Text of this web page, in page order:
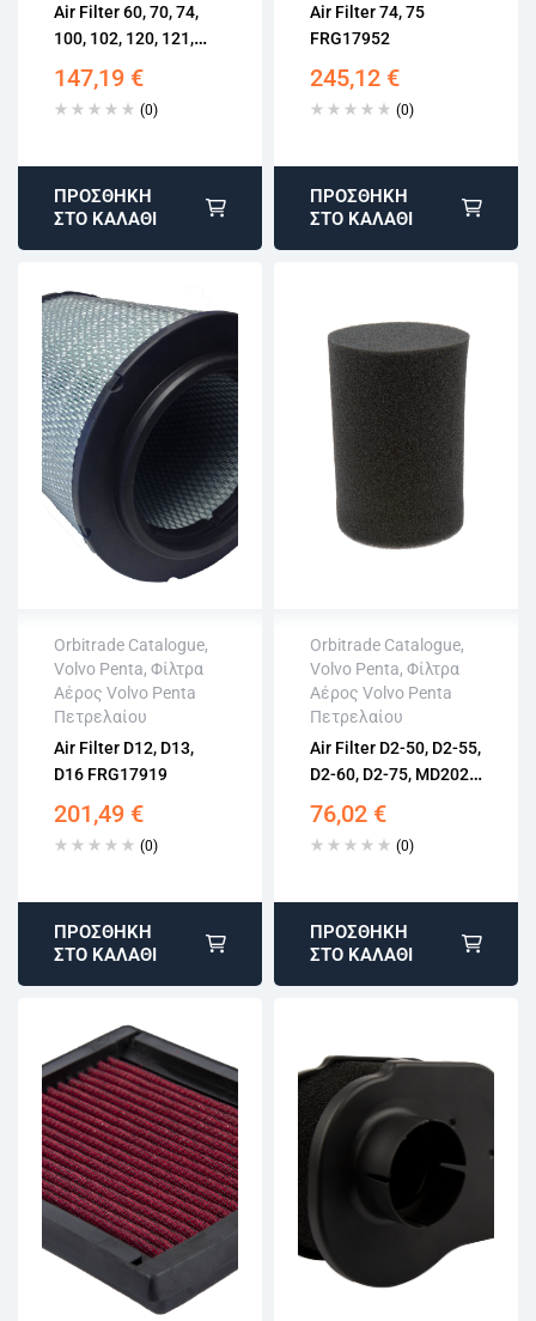
Air Filter 60, 70, 74,
100, 102, 120, 121,
FRG17280
147,19 €
(0)
Αγορά χωρίς
εγγραφή
ΠΡΟΣΘΉΚΗ
ΣΤΟ ΚΑΛΆΘΙ
Air Filter 74, 75
FRG17952
245,12 €
(0)
Αγορά χωρίς
εγγραφή
ΠΡΟΣΘΉΚΗ
ΣΤΟ ΚΑΛΆΘΙ
Orbitrade Catalogue,
Volvo Penta, Φίλτρα
Αέρος Volvo Penta
Πετρελαίου
Air Filter D12, D13,
D16 FRG17919
201,49 €
(0)
Άμεση αποστολή
Επιστροφή εντός
Αγορά χωρίς
εγγραφή
ΠΡΟΣΘΉΚΗ
ΣΤΟ ΚΑΛΆΘΙ
Orbitrade Catalogue,
Volvo Penta, Φίλτρα
Αέρος Volvo Penta
Πετρελαίου
Air Filter D2-50, D2-55,
D2-60, D2-75, MD2020,
FRG17509
76,02 €
(0)
Άμεση αποστολή
Επιστροφή εντός
Αγορά χωρίς
εγγραφή
ΠΡΟΣΘΉΚΗ
ΣΤΟ ΚΑΛΆΘΙ